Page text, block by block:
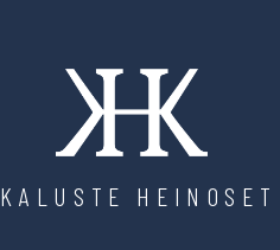
KALUSTE HEINOSET